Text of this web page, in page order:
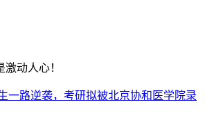
动人心！
一路逆袭，考研拟被北京协和医学院录